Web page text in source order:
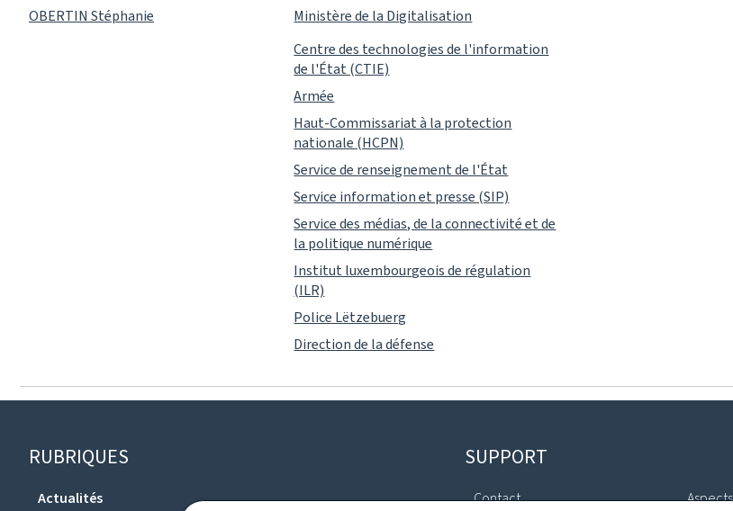
OBERTIN Stéphanie
Ministère de la Digitalisation
Centre des technologies de l'information
de l'État (CTIE)
Armée
Haut-Commissariat à la protection
nationale (HCPN)
Service de renseignement de l'État
Service information et presse (SIP)
Service des médias, de la connectivité et de
la politique numérique
Institut luxembourgeois de régulation
(ILR)
Police Lëtzebuerg
Direction de la défense
Pied
de
RUBRIQUES
Actualités
SUPPORT
Contact